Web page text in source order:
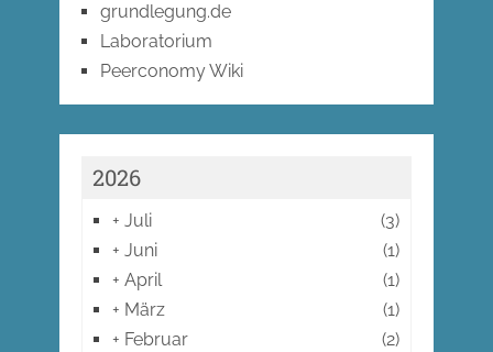
grundlegung.de
Laboratorium
Peerconomy Wiki
2026
+ Juli
(3)
+ Juni
(1)
+ April
(1)
+ März
(1)
+ Februar
(2)